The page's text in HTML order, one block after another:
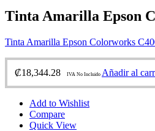
Tinta Amarilla Epson
Tinta Amarilla Epson Colorworks
₡18,344.28 IVA No Incluido Añadir al
Add to Wishlist
Compare
Quick View